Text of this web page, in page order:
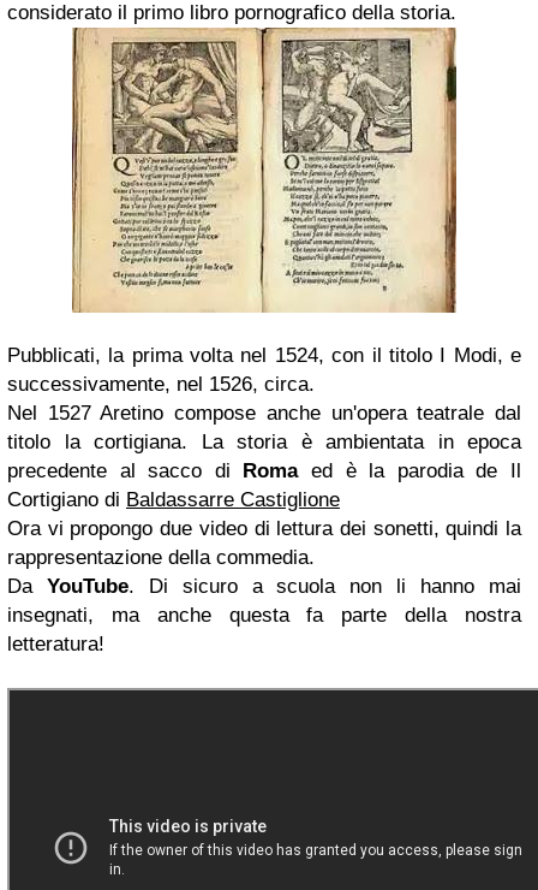
considerato il primo libro pornografico della storia.
Pubblicati, la prima volta nel 1524, con il titolo I Modi, e
successivamente, nel 1526, circa.
Nel 1527 Aretino compose anche un'opera teatrale dal
titolo la cortigiana. La storia è ambientata in epoca
precedente al sacco di Romaed è la parodia de Il
Cortigiano di Baldassarre Castiglione
Ora vi propongo due video di lettura dei sonetti, quindi la
rappresentazione della commedia.
Da YouTube. Di sicuro a scuola non li hanno mai
insegnati, ma anche questa fa parte della nostra
letteratura!